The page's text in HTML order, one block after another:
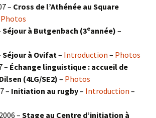
– Cross de l’Athénée au Square
Photos
Séjour à Butgenbach (3eannée) –
Séjour à Ovifat – Introduction – Photos
– Échange linguistique : accueil de
(4LG/SE2) – Photos
– Initiation au rugby– Introduction –
– Stage au Centre d’initiation à